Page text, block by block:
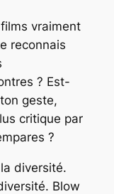
vraiment
reconnais
? Est-
geste,
critique par
?
diversité.
Blow